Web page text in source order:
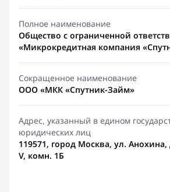
Полное наименование
Общество с ограниченной
«Микрокредитная компания
Сокращенное наименование
ООО «МКК «Спутник-Займ»
Адрес, указанный в едином
юридических лиц
119571, город Москва, ул.
V, комн. 1Б